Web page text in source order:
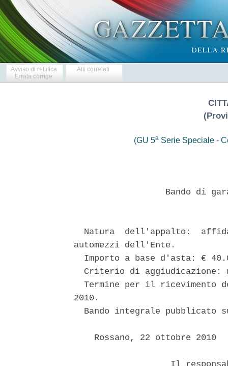
Avviso di rettifica
Errata corrige
Atti correlati
(GU 5a Serie Speciale -
Bando di
Natura  dell'appalto:
automezzi dell'Ente.
Importo a base d'asta: €
Criterio di
Termine per il ricevimento
2010.
Bando integrale pubblicato
    Rossano, 22 ottobre 2010